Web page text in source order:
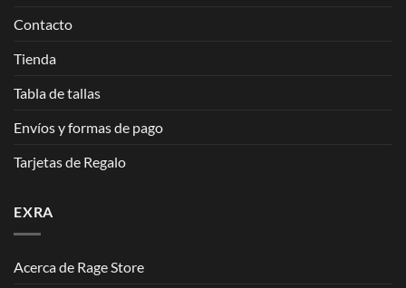
Contacto
Tienda
Tabla de tallas
Envíos y formas de pago
Tarjetas de Regalo
EXRA
Acerca de Rage Store